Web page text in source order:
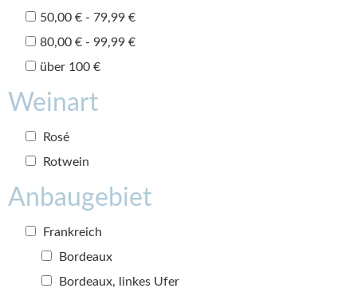
50,00 € - 79,99 €
80,00 € - 99,99 €
über 100 €
Weinart
Rosé
Rotwein
Anbaugebiet
Frankreich
Bordeaux
Bordeaux, linkes Ufer